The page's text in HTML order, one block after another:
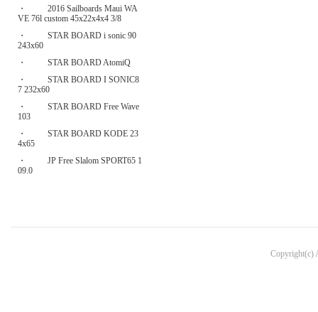
・
2016 Sailboards Maui WA
VE 76l custom 45x22x4x4 3/8
・
STAR BOARD i sonic 90
243x60
・
STAR BOARD AtomiQ
・
STAR BOARD I SONIC8
7 232x60
・
STAR BOARD Free Wave
103
・
STAR BOARD KODE 23
4x65
・
JP Free Slalom SPORT65 1
09.0
Copyright(c)